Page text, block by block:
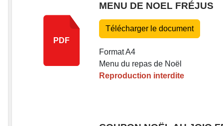
PDF
MENU DE NOEL FRÉJUS
Télécharger le document
Format A4
Menu du repas de Noël
Reproduction interdite